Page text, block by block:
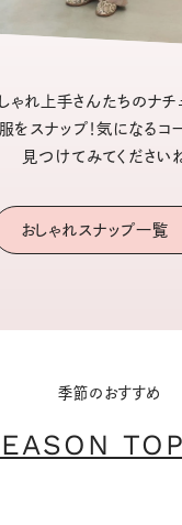
ゃれ上手さんたちのナチ
をスナップ！気になるコ
見つけてみてください
おしゃれスナップ一覧
季節のおすすめ